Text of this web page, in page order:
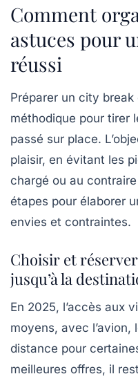
Comment
astuces pour
réussi
Préparer un city
méthodique pour tirer
passé sur place.
plaisir, en évitant les
chargé ou au
étapes pour élaborer
envies et contraintes.
Choisir et
jusqu’à la
En 2025, l’accès aux
moyens, avec
distance pour
meilleures offres, il